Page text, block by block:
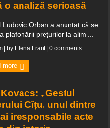
o analiză serioasă
Ludovic Orban a anunțat că se
plafonării prețurilor la alim ...
| by Elena Frant 0 comments
more
„Gestul
Cîțu, unul dintre
iresponsabile acte